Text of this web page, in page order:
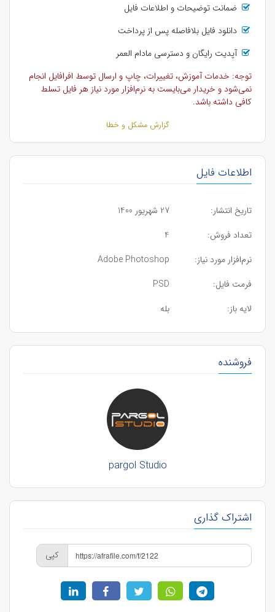
ضمانت توضیحات و اطلاعات فایل
دانلود فایل بلافاصله پس از پرداخت
آپدیت رایگان و دسترسی مادام العمر
توجه: خدمات آموزش، تغییرات، چاپ و ارسال توسط افرافایل انجام
نمی‌شود و خریدار می‌بایست به نرم‌افزار مورد نیاز هر فایل تسلط
کافی داشته باشد.
گزارش مشکل و خطا
اطلاعات فایل
تاریخ انتشار:
27 شهریور 1400
تعداد فروش:
4
نرم‌افزار مورد نیاز:
Adobe Photoshop
فرمت فایل:
PSD
لایه باز:
بله
فروشنده
pargol Studio
اشتراک گذاری
کپی